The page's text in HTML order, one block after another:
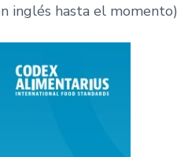
inglés hasta el